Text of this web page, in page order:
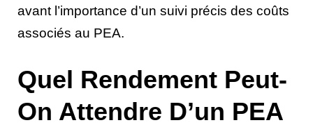
avant l’importance d’un suivi précis des coûts
associés au PEA.
Quel Rendement Peut-
On Attendre D’un PEA